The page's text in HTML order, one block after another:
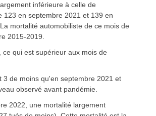
inférieure à celle de
123 en septembre 2021 et 139 en
mortalité automobiliste de ce mois de
2015-2019.
qui est supérieur aux mois de
de moins qu'en septembre 2021 et
observé avant pandémie.
2022, une mortalité largement